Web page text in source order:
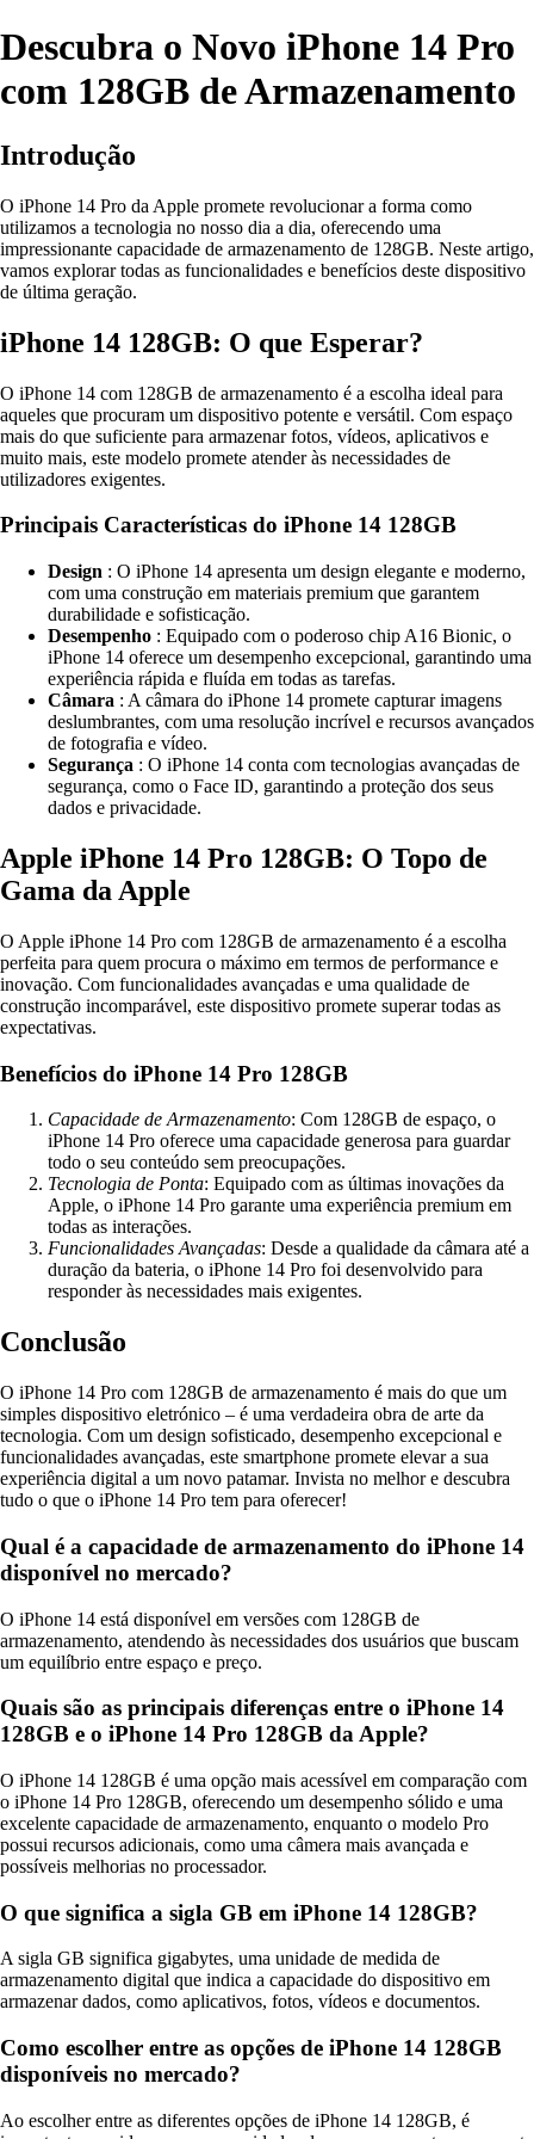
Descubra o Novo iPhone 14 Pro
com 128GB de Armazenamento
Introdução
O iPhone 14 Pro da Apple promete revolucionar a forma como
utilizamos a tecnologia no nosso dia a dia, oferecendo uma
impressionante capacidade de armazenamento de 128GB. Neste artigo,
vamos explorar todas as funcionalidades e benefícios deste dispositivo
de última geração.
iPhone 14 128GB: O que Esperar?
O iPhone 14 com 128GB de armazenamento é a escolha ideal para
aqueles que procuram um dispositivo potente e versátil. Com espaço
mais do que suficiente para armazenar fotos, vídeos, aplicativos e
muito mais, este modelo promete atender às necessidades de
utilizadores exigentes.
Principais Características do iPhone 14 128GB
Design : O iPhone 14 apresenta um design elegante e moderno,
com uma construção em materiais premium que garantem
durabilidade e sofisticação.
Desempenho : Equipado com o poderoso chip A16 Bionic, o
iPhone 14 oferece um desempenho excepcional, garantindo uma
experiência rápida e fluída em todas as tarefas.
Câmara : A câmara do iPhone 14 promete capturar imagens
deslumbrantes, com uma resolução incrível e recursos avançados
de fotografia e vídeo.
Segurança : O iPhone 14 conta com tecnologias avançadas de
segurança, como o Face ID, garantindo a proteção dos seus
dados e privacidade.
Apple iPhone 14 Pro 128GB: O Topo de
Gama da Apple
O Apple iPhone 14 Pro com 128GB de armazenamento é a escolha
perfeita para quem procura o máximo em termos de performance e
inovação. Com funcionalidades avançadas e uma qualidade de
construção incomparável, este dispositivo promete superar todas as
expectativas.
Benefícios do iPhone 14 Pro 128GB
Capacidade de Armazenamento: Com 128GB de espaço, o
iPhone 14 Pro oferece uma capacidade generosa para guardar
todo o seu conteúdo sem preocupações.
Tecnologia de Ponta: Equipado com as últimas inovações da
Apple, o iPhone 14 Pro garante uma experiência premium em
todas as interações.
Funcionalidades Avançadas: Desde a qualidade da câmara até a
duração da bateria, o iPhone 14 Pro foi desenvolvido para
responder às necessidades mais exigentes.
Conclusão
O iPhone 14 Pro com 128GB de armazenamento é mais do que um
simples dispositivo eletrónico – é uma verdadeira obra de arte da
tecnologia. Com um design sofisticado, desempenho excepcional e
funcionalidades avançadas, este smartphone promete elevar a sua
experiência digital a um novo patamar. Invista no melhor e descubra
tudo o que o iPhone 14 Pro tem para oferecer!
Qual é a capacidade de armazenamento do iPhone 14
disponível no mercado?
O iPhone 14 está disponível em versões com 128GB de
armazenamento, atendendo às necessidades dos usuários que buscam
um equilíbrio entre espaço e preço.
Quais são as principais diferenças entre o iPhone 14
128GB e o iPhone 14 Pro 128GB da Apple?
O iPhone 14 128GB é uma opção mais acessível em comparação com
o iPhone 14 Pro 128GB, oferecendo um desempenho sólido e uma
excelente capacidade de armazenamento, enquanto o modelo Pro
possui recursos adicionais, como uma câmera mais avançada e
possíveis melhorias no processador.
O que significa a sigla GB em iPhone 14 128GB?
A sigla GB significa gigabytes, uma unidade de medida de
armazenamento digital que indica a capacidade do dispositivo em
armazenar dados, como aplicativos, fotos, vídeos e documentos.
Como escolher entre as opções de iPhone 14 128GB
disponíveis no mercado?
Ao escolher entre as diferentes opções de iPhone 14 128GB, é